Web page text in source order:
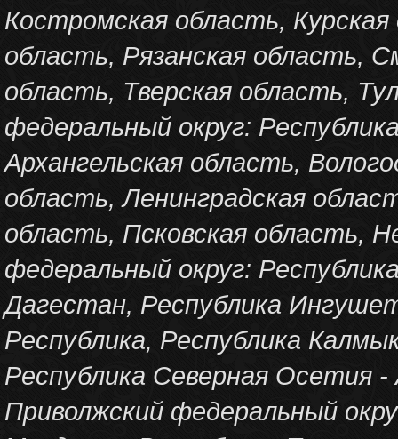
Костромская область,
область, Рязанская область,
область, Тверская область,
федеральный округ:
Архангельская область,
область, Ленинградская
область, Псковская область,
федеральный округ:
Дагестан, Республика
Республика, Республика
Республика Северная Осетия -
Приволжский федеральный